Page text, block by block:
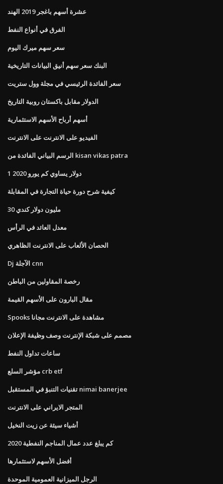
عشرة أسهم باغجر 2019 الهند
الفرق في أنواع النفط
سعر سهم ميرك اليوم
البنك سعر سهم أنيق البيانات التاريخية
سعر الفائدة الرئيسي في مجلة وول ستريت
الدولار مقابل باكستان روبية التاريخ
أسهم أرباح الأسهم الاستثمارية
الفيديو على الانترنت على الانترنت
الرسم البياني الفائدة من kisan vikas patra
1 دولار يساوي كم يورو 2020
كيفية شرح دورة حياة التجارة في المقابلة
30 مليون دولار كندي
معدل العائد في الرأس
الحصان الألعاب على الانترنت الظاهري
Dj الآجلة cnn
رخصة المقاولين من الباطن
مقال البارون على الأسهم القيمة
Spooks مشاهدة على الانترنت مجانا
مصمم على شبكة الإنترنت وصف وظيفة الإعلان
ساعات تداول النفط
مؤشر السلع crb etf
تقنيات التنبؤ في المستقبل nimai banerjee
المتجر الايراني على الانترنت
أشياء سيئة عن زيت النخيل
كم يبلغ عدد عمال المناجم النفطية 2020
أفضل الأسهم لاستثمارها
الرجل الميزانية العمومية الموحدة